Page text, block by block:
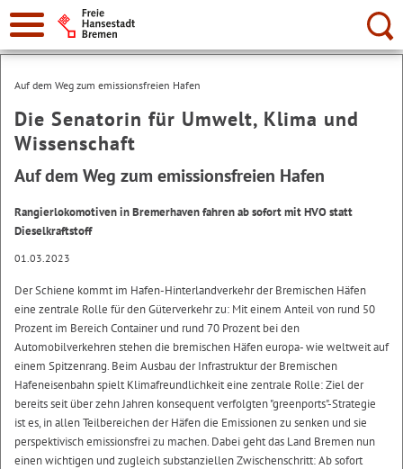
Suche:
Auf dem Weg zum emissionsfreien Hafen
Die Senatorin für Umwelt, Klima und
Wissenschaft
Auf dem Weg zum emissionsfreien Hafen
Rangierlokomotiven in Bremerhaven fahren ab sofort mit HVO statt
Dieselkraftstoff
01.03.2023
Der Schiene kommt im Hafen-Hinterlandverkehr der Bremischen Häfen
eine zentrale Rolle für den Güterverkehr zu: Mit einem Anteil von rund 50
Prozent im Bereich Container und rund 70 Prozent bei den
Automobilverkehren stehen die bremischen Häfen europa- wie weltweit auf
einem Spitzenrang. Beim Ausbau der Infrastruktur der Bremischen
Hafeneisenbahn spielt Klimafreundlichkeit eine zentrale Rolle: Ziel der
bereits seit über zehn Jahren konsequent verfolgten "greenports"-Strategie
ist es, in allen Teilbereichen der Häfen die Emissionen zu senken und sie
perspektivisch emissionsfrei zu machen. Dabei geht das Land Bremen nun
einen wichtigen und zugleich substanziellen Zwischenschritt: Ab sofort